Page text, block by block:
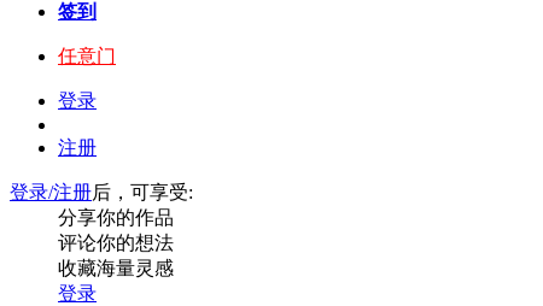
签到
任意门
登录
注册
登录/注册后，可享受:
分享你的作品
评论你的想法
收藏海量灵感
登录